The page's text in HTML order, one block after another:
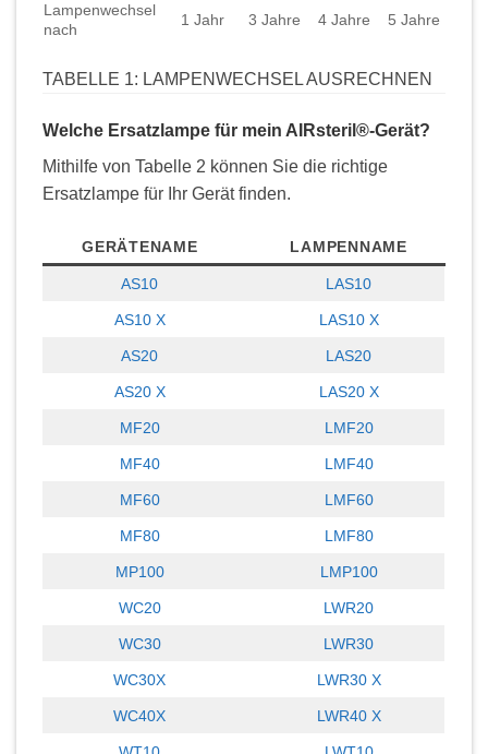
Lampenwechsel
nach
1 Jahr 3 Jahre 4 Jahre 5 Jahre
TABELLE 1: LAMPENWECHSEL AUSRECHNEN
Welche Ersatzlampe für mein AIRsteril®-Gerät?
Mithilfe von Tabelle 2 können Sie die richtige
Ersatzlampe für Ihr Gerät finden.
GERÄTENAME LAMPENNAME
AS10 LAS10
AS10 X LAS10 X
AS20 LAS20
AS20 X LAS20 X
MF20 LMF20
MF40 LMF40
MF60 LMF60
MF80 LMF80
MP100 LMP100
WC20 LWR20
WC30 LWR30
WC30X LWR30 X
WC40X LWR40 X